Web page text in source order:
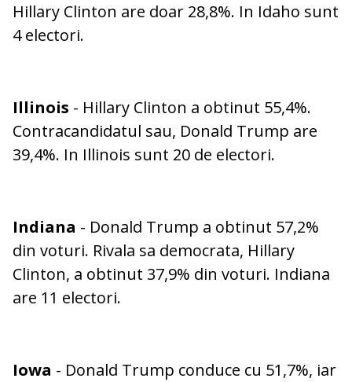
Hillary Clinton are doar 28,8%. In Idaho sunt
4 electori.
Illinois - Hillary Clinton a obtinut 55,4%.
Contracandidatul sau, Donald Trump are
39,4%. In Illinois sunt 20 de electori.
Indiana - Donald Trump a obtinut 57,2%
din voturi. Rivala sa democrata, Hillary
Clinton, a obtinut 37,9% din voturi. Indiana
are 11 electori.
Iowa - Donald Trump conduce cu 51,7%, iar